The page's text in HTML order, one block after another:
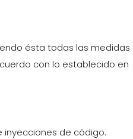
ésta todas las medidas
con lo establecido en
de código.